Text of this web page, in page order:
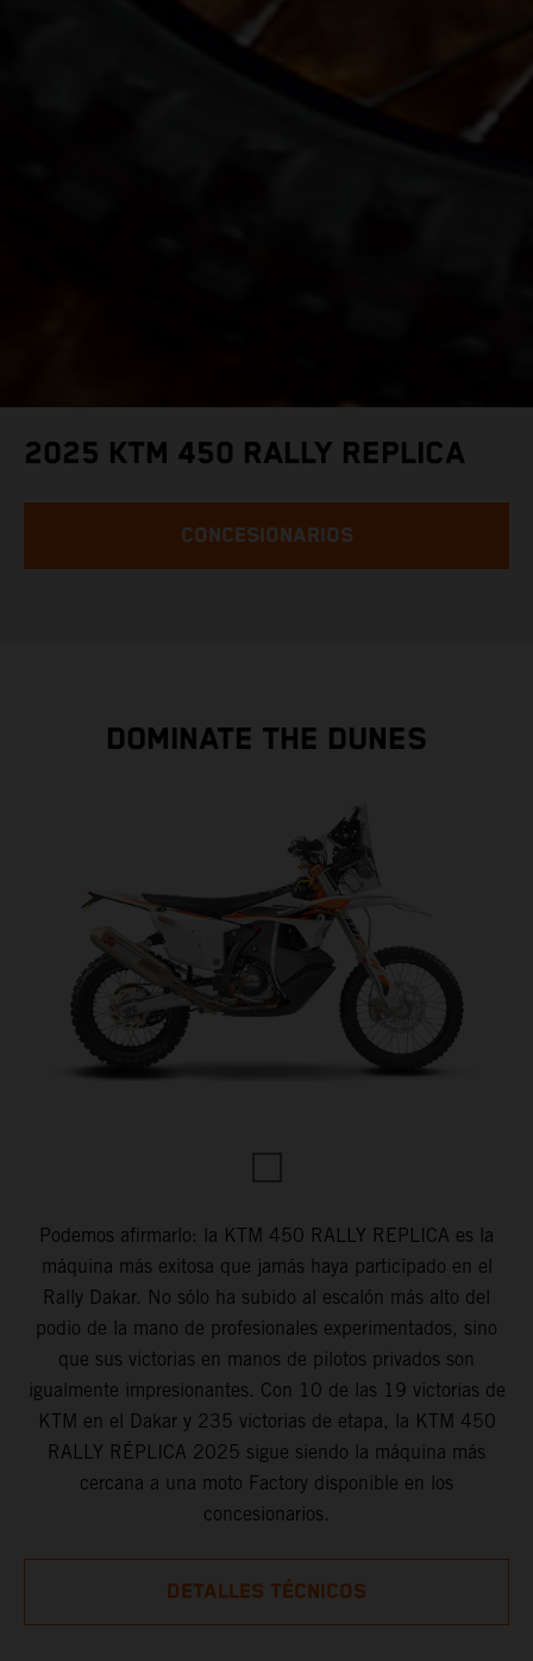
2025 KTM 450 RALLY REPLICA
CONCESIONARIOS
DOMINATE THE DUNES
Podemos afirmarlo: la KTM 450 RALLY REPLICA es la
máquina más exitosa que jamás haya participado en el
Rally Dakar. No sólo ha subido al escalón más alto del
podio de la mano de profesionales experimentados, sino
que sus victorias en manos de pilotos privados son
igualmente impresionantes. Con 10 de las 19 victorias de
KTM en el Dakar y 235 victorias de etapa, la KTM 450
RALLY RÉPLICA 2025 sigue siendo la máquina más
cercana a una moto Factory disponible en los
concesionarios.
DETALLES TÉCNICOS